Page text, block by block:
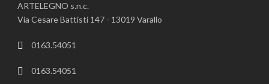
ARTELEGNO s.n.c.
Via Cesare Battisti 147 - 13019 Varallo
0163.54051
0163.54051